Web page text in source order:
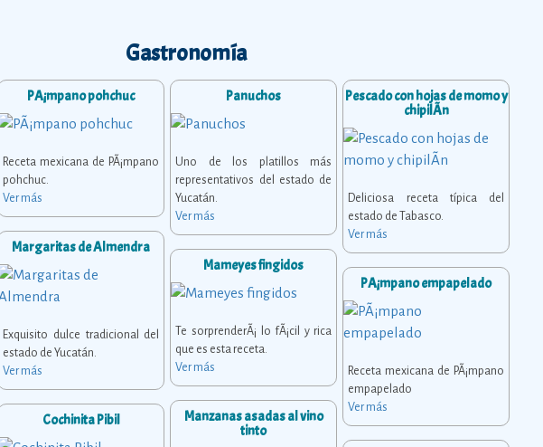
Gastronomía
PÃ¡mpano pohchuc
Receta mexicana de PÃ¡mpano
pohchuc.
Ver más
Panuchos
Uno de los platillos más
representativos del estado de
Yucatán.
Ver más
Pescado con hojas de momo y
chipilÃ­n
Deliciosa receta típica del
estado de Tabasco.
Ver más
Margaritas de Almendra
Exquisito dulce tradicional del
estado de Yucatán.
Ver más
Mameyes fingidos
Te sorprenderÃ¡ lo fÃ¡cil y rica
que es esta receta.
Ver más
PÃ¡mpano empapelado
Receta mexicana de PÃ¡mpano
empapelado
Ver más
Manzanas asadas al vino
tinto
Cochinita Pibil